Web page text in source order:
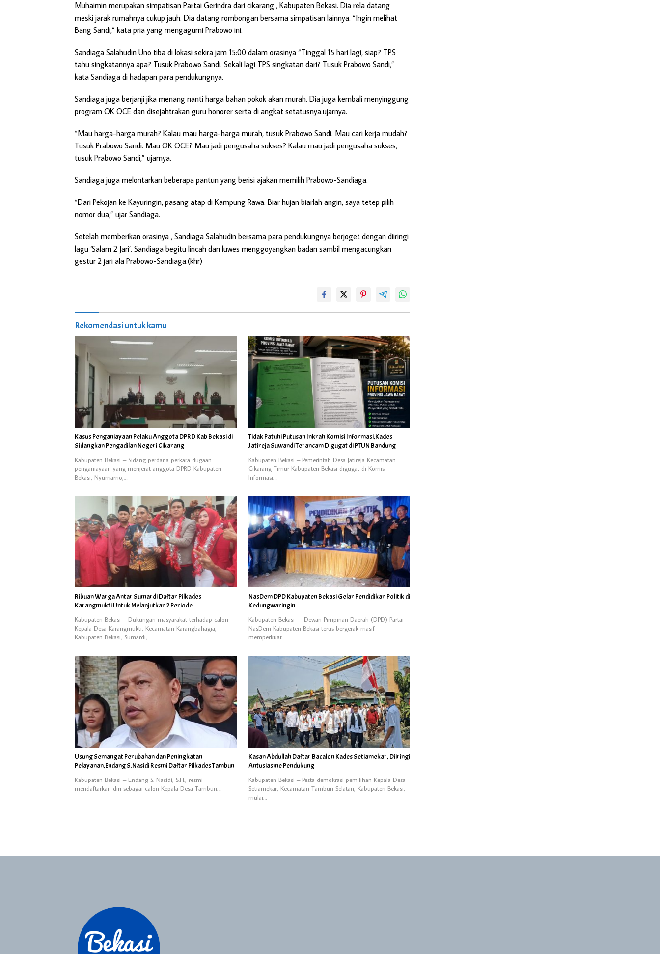
Muhaimin merupakan simpatisan Partai Gerindra dari cikarang , Kabupaten Bekasi. Dia rela datang
meski jarak rumahnya cukup jauh. Dia datang rombongan bersama simpatisan lainnya. “Ingin melihat
Bang Sandi,” kata pria yang mengagumi Prabowo ini.
Sandiaga Salahudin Uno tiba di lokasi sekira jam 15:00 dalam orasinya “Tinggal 15 hari lagi, siap? TPS
tahu singkatannya apa? Tusuk Prabowo Sandi. Sekali lagi TPS singkatan dari? Tusuk Prabowo Sandi,”
kata Sandiaga di hadapan para pendukungnya.
Sandiaga juga berjanji jika menang nanti harga bahan pokok akan murah. Dia juga kembali menyinggung
program OK OCE dan disejahtrakan guru honorer serta di angkat setatusnya.ujarnya.
“Mau harga-harga murah? Kalau mau harga-harga murah, tusuk Prabowo Sandi. Mau cari kerja mudah?
Tusuk Prabowo Sandi. Mau OK OCE? Mau jadi pengusaha sukses? Kalau mau jadi pengusaha sukses,
tusuk Prabowo Sandi,” ujarnya.
Sandiaga juga melontarkan beberapa pantun yang berisi ajakan memilih Prabowo-Sandiaga.
“Dari Pekojan ke Kayuringin, pasang atap di Kampung Rawa. Biar hujan biarlah angin, saya tetep pilih
nomor dua,” ujar Sandiaga.
Setelah memberikan orasinya , Sandiaga Salahudin bersama para pendukungnya berjoget dengan diiringi
lagu ‘Salam 2 Jari’. Sandiaga begitu lincah dan luwes menggoyangkan badan sambil mengacungkan
gestur 2 jari ala Prabowo-Sandiaga.(khr)
Rekomendasi untuk kamu
Kasus Penganiayaan Pelaku Anggota DPRD Kab Bekasi di
Sidangkan Pengadilan Negeri Cikarang
Kabupaten Bekasi – Sidang perdana perkara dugaan
penganiayaan yang menjerat anggota DPRD Kabupaten
Bekasi, Nyumarno,…
Tidak Patuhi Putusan Inkrah Komisi Informasi,Kades
Jatireja Suwandi Terancam Digugat di PTUN Bandung
Kabupaten Bekasi – Pemerintah Desa Jatireja Kecamatan
Cikarang Timur Kabupaten Bekasi digugat di Komisi
Informasi…
Ribuan Warga Antar Sumardi Daftar Pilkades
Karangmukti Untuk Melanjutkan 2 Periode
Kabupaten Bekasi – Dukungan masyarakat terhadap calon
Kepala Desa Karangmukti, Kecamatan Karangbahagia,
Kabupaten Bekasi, Sumardi,…
NasDem DPD Kabupaten Bekasi Gelar Pendidikan Politik di
Kedungwaringin
Kabupaten Bekasi – Dewan Pimpinan Daerah (DPD) Partai
NasDem Kabupaten Bekasi terus bergerak masif
memperkuat…
Usung Semangat Perubahan dan Peningkatan
Pelayanan,Endang S.Nasidi Resmi Daftar Pilkades Tambun
Kabupaten Bekasi – Endang S. Nasidi, S.H., resmi
mendaftarkan diri sebagai calon Kepala Desa Tambun…
Kasan Abdullah Daftar Bacalon Kades Setiamekar, Diiringi
Antusiasme Pendukung
Kabupaten Bekasi – Pesta demokrasi pemilihan Kepala Desa
Setiamekar, Kecamatan Tambun Selatan, Kabupaten Bekasi,
mulai…